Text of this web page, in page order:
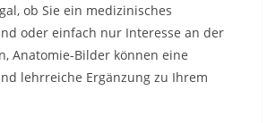
ob Sie ein medizinisches
oder einfach nur Interesse an der
Anatomie-Bilder können eine
lehrreiche Ergänzung zu Ihrem